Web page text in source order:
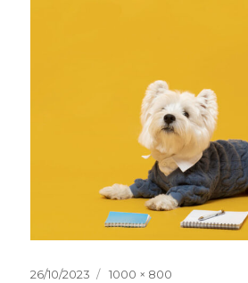
Publicado
26/10/2023
Tamanho
1000 × 800